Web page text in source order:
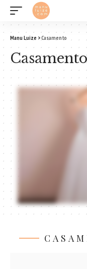
Manu Luize >Casamento
Casamento